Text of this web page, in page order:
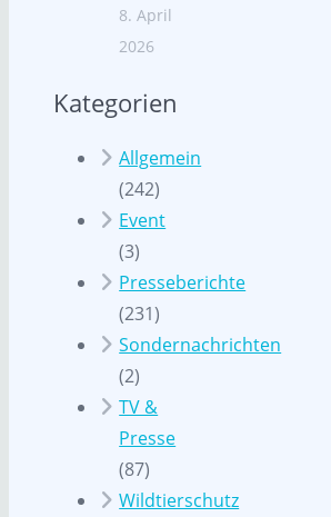
8. April
2026
Kategorien
Allgemein
(242)
Event
(3)
Presseberichte
(231)
Sondernachrichten
(2)
TV &
Presse
(87)
Wildtierschutz